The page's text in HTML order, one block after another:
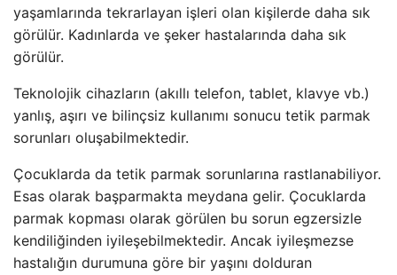
yaşamlarında tekrarlayan işleri olan kişilerde daha sık
görülür. Kadınlarda ve şeker hastalarında daha sık
görülür.
Teknolojik cihazların (akıllı telefon, tablet, klavye vb.)
yanlış, aşırı ve bilinçsiz kullanımı sonucu tetik parmak
sorunları oluşabilmektedir.
Çocuklarda da tetik parmak sorunlarına rastlanabiliyor.
Esas olarak başparmakta meydana gelir. Çocuklarda
parmak kopması olarak görülen bu sorun egzersizle
kendiliğinden iyileşebilmektedir. Ancak iyileşmezse
hastalığın durumuna göre bir yaşını dolduran